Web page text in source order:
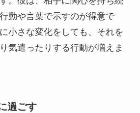
動や言葉で示すのが得意で
小さな変化をしても、それを
気遣ったりする行動が増えま
過ごす